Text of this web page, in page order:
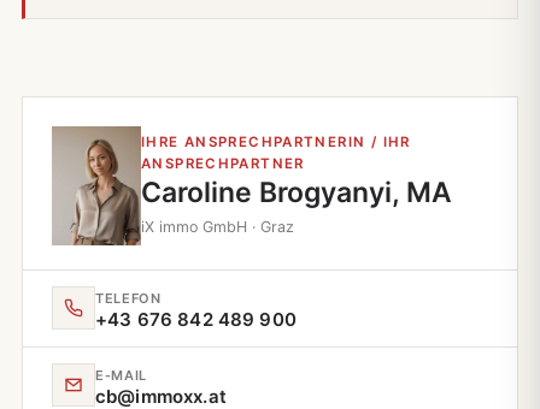
IHRE ANSPRECHPARTNERIN / IHR
ANSPRECHPARTNER
Caroline Brogyanyi, MA
iX immo GmbH · Graz
TELEFON
+43 676 842 489 900
E‑MAIL
cb@immoxx.at